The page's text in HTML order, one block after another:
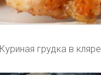
Куриная грудка в кляре